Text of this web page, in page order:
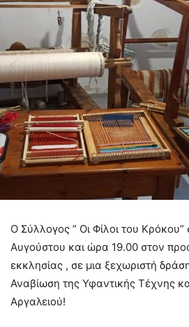
Ο Σύλλογος ” Οι Φίλοι του Κρόκου”
Αυγούστου και ώρα 19.00 στον
εκκλησίας , σε μια ξεχωριστή
Αναβίωση της Υφαντικής Τέχνης
Αργαλειού!